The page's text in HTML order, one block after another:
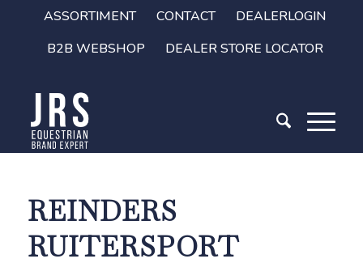
ASSORTIMENT CONTACT
DEALERLOGIN
B2B WEBSHOP
DEALER STORE LOCATOR
REINDERS
RUITERSPORT